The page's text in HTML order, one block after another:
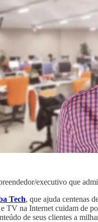
executivo que
Tech, que ajuda centenas
TV na Internet cuidam de
de seus clientes a